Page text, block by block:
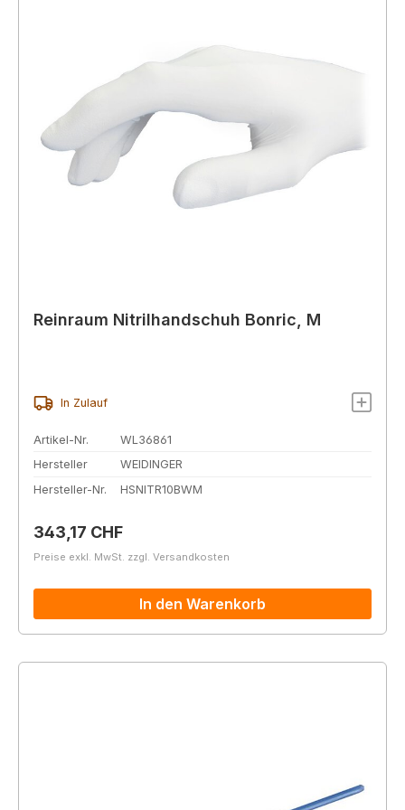
Reinraum Nitrilhandschuh Bonric, M
In Zulauf
Artikel-Nr.
WL36861
Hersteller
WEIDINGER
Hersteller-Nr.
HSNITR10BWM
Regulärer Preis:
343,17 CHF
Preise exkl. MwSt. zzgl. Versandkosten
In den Warenkorb